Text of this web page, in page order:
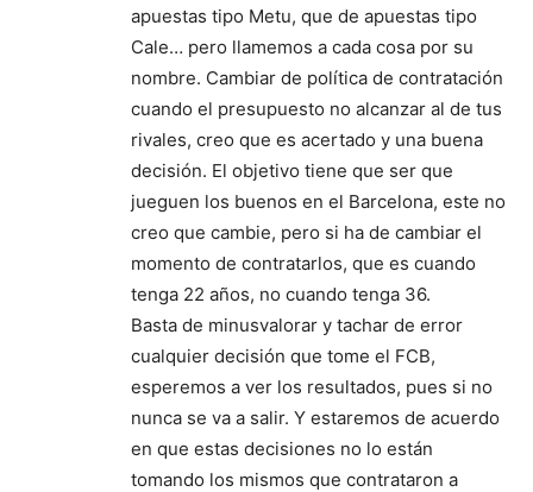
apuestas tipo Metu, que de apuestas tipo
Cale… pero llamemos a cada cosa por su
nombre. Cambiar de política de contratación
cuando el presupuesto no alcanzar al de tus
rivales, creo que es acertado y una buena
decisión. El objetivo tiene que ser que
jueguen los buenos en el Barcelona, este no
creo que cambie, pero si ha de cambiar el
momento de contratarlos, que es cuando
tenga 22 años, no cuando tenga 36.
Basta de minusvalorar y tachar de error
cualquier decisión que tome el FCB,
esperemos a ver los resultados, pues si no
nunca se va a salir. Y estaremos de acuerdo
en que estas decisiones no lo están
tomando los mismos que contrataron a